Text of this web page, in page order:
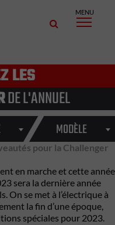
MENU
LES
DE L'ANNUEL
MODÈLE
pour la Challenger
en marche et cette année
sera la dernière année
On se met à l’électrique à
la fin d’une époque,
spéciales pour 2023.